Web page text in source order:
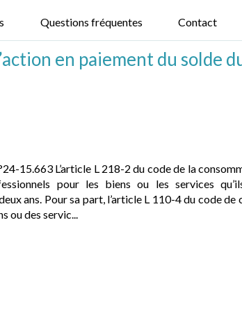
Questions fréquentes Contact
en paiement du solde
15.663 L’article L 218-2 du code de la
pour les biens ou les services
ans. Pour sa part, l’article L 110-4 du code de
ou des servic...